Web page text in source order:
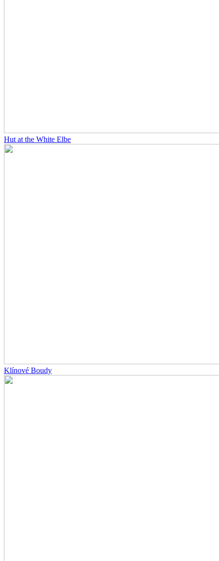
Hut at the White Elbe
Klínové Boudy